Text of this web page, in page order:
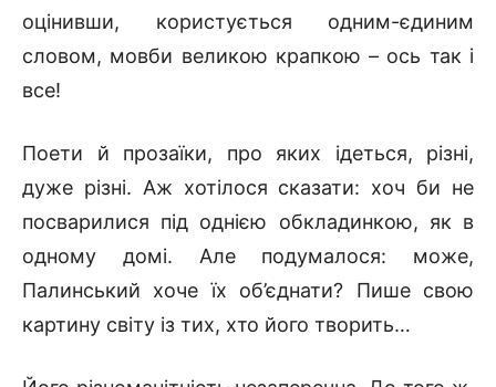
оцінивши, користується одним-єдиним
словом, мовби великою крапкою – ось так і
все!
Поети й прозаїки, про яких ідеться, різні,
дуже різні. Аж хотілося сказати: хоч би не
посварилися під однією обкладинкою, як в
одному домі. Але подумалося: може,
Палинський хоче їх об’єднати? Пише свою
картину світу із тих, хто його творить…